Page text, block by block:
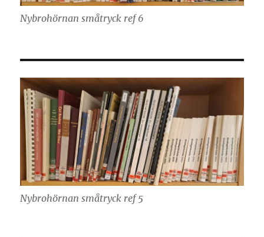
Nybrohörnan småtryck ref 6
Nybrohörnan småtryck ref 5